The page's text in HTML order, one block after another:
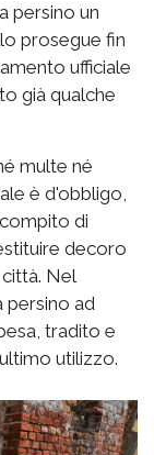
persino un
prosegue fin
ufficiale
già qualche
multe né
è d'obbligo,
di
decoro
Nel
persino ad
tradito e
utilizzo.